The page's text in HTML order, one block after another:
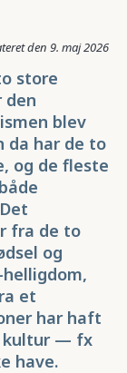
9. maj 2026
store
den
blev
da har de to
og de fleste
fra de to
og
et
har haft
kultur — fx
have.